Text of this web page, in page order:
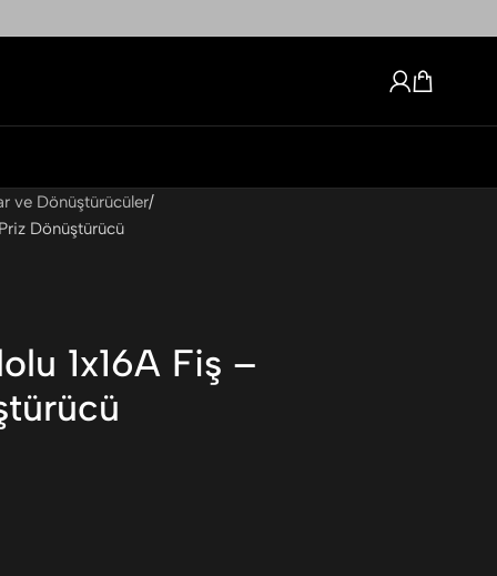
ve Dönüştürücüler
Dönüştürücü
1x16A Fiş –